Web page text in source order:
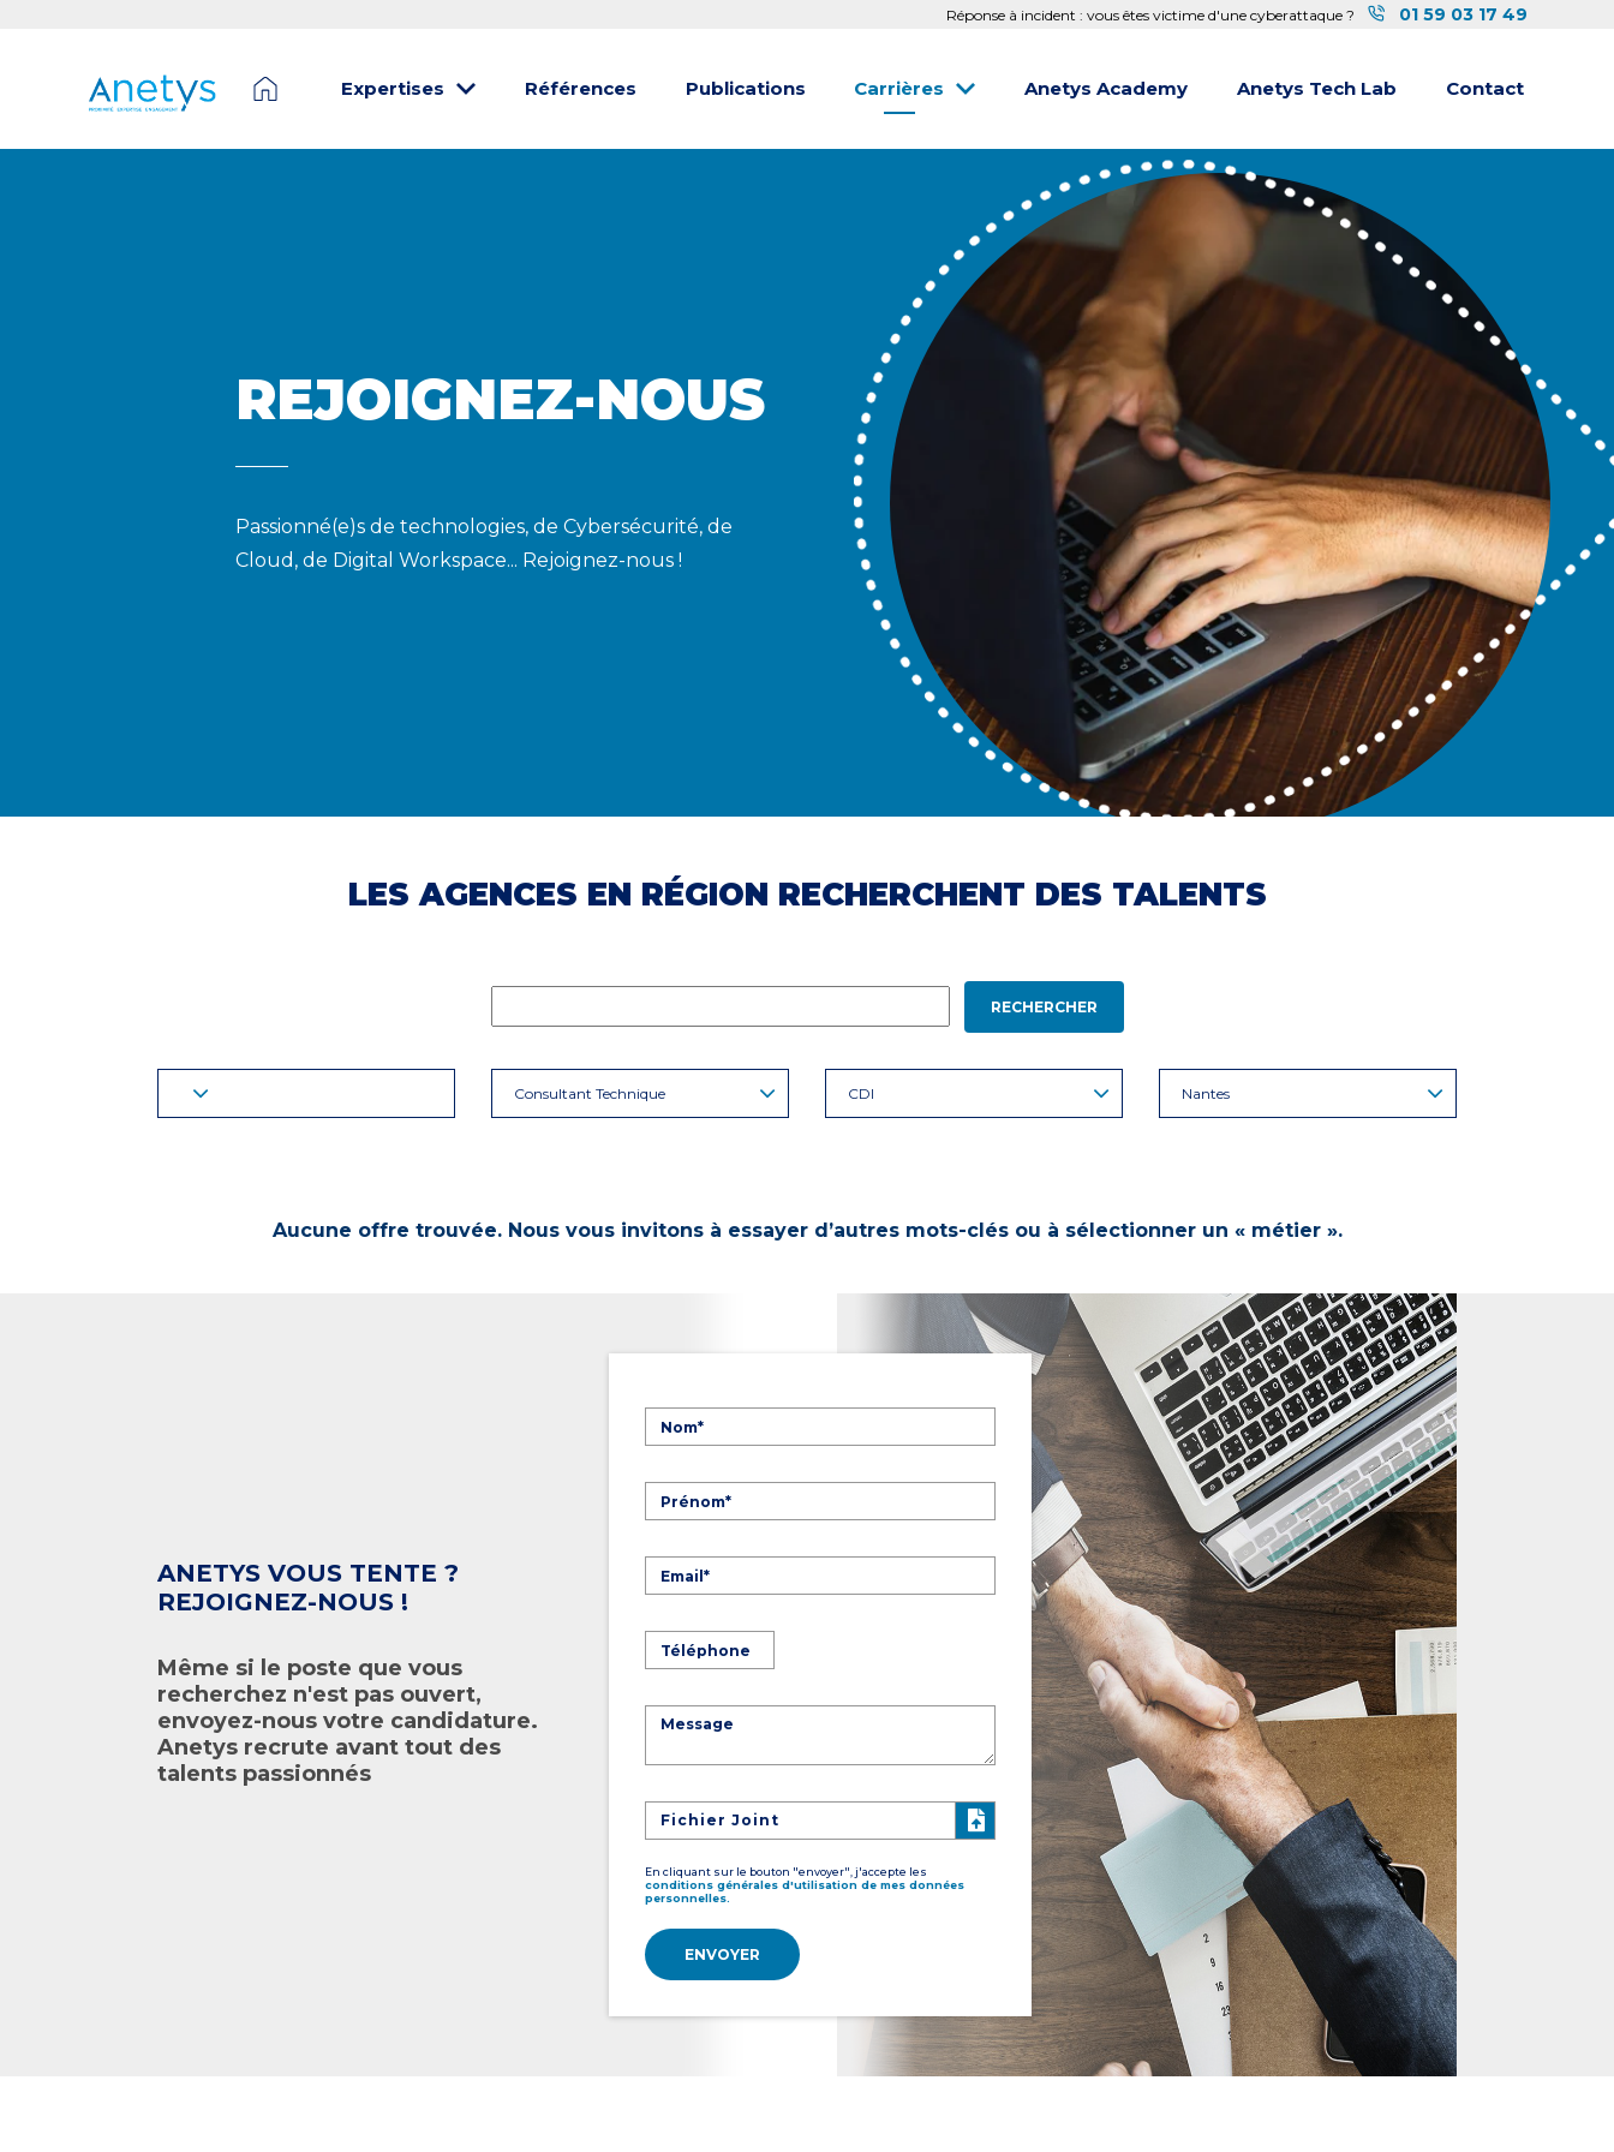
Réponse à incident : vous êtes victime d'une cyberattaque ? 01 59 03 17 49
Expertises Références Publications Carrières Anetys Academy Anetys Tech Lab Contact
REJOIGNEZ-NOUS
Passionné(e)s de technologies, de Cybersécurité, de
Cloud, de Digital Workspace... Rejoignez-nous !
LES AGENCES EN RÉGION RECHERCHENT DES TALENTS
RECHERCHER
Consultant Technique CDI Nantes
Aucune offre trouvée. Nous vous invitons à essayer d’autres mots-clés ou à sélectionner un « métier ».
ANETYS VOUS TENTE ?
REJOIGNEZ-NOUS !
Même si le poste que vous
recherchez n'est pas ouvert,
envoyez-nous votre candidature.
Anetys recrute avant tout des
talents passionnés
Fichier Joint
En cliquant sur le bouton "envoyer", j'accepte les
conditions générales d'utilisation de mes données
personnelles.
ENVOYER